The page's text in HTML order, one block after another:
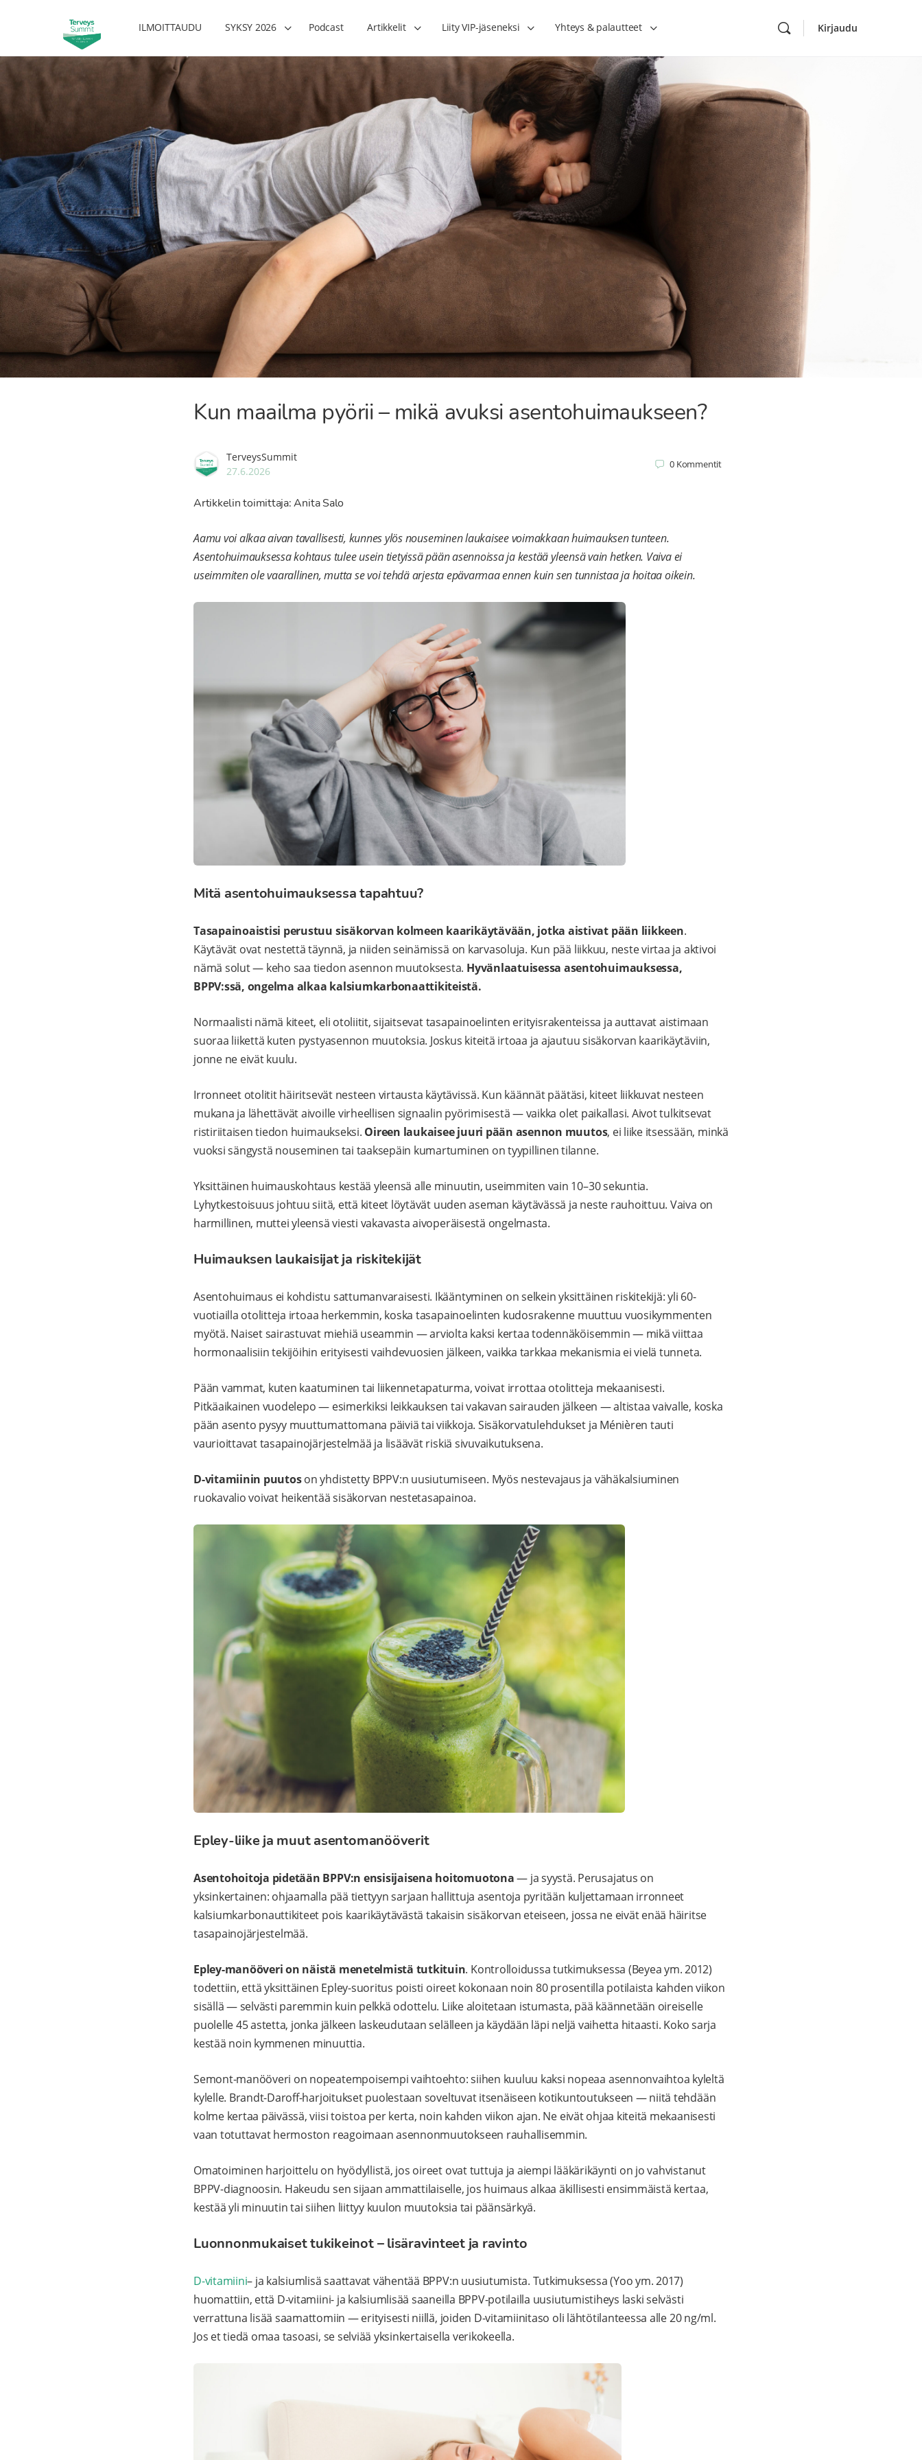
ILMOITTAUDU SYKSY 2026 Podcast Artikkelit Liity VIP-jäseneksi Yhteys & palautteet Kirjaudu
Kun maailma pyörii – mikä avuksi asentohuimaukseen?
TerveysSummit
27.6.2026
0 Kommentit
Artikkelin toimittaja: Anita Salo
Aamu voi alkaa aivan tavallisesti, kunnes ylös nouseminen laukaisee voimakkaan huimauksen tunteen.
Asentohuimauksessa kohtaus tulee usein tietyissä pään asennoissa ja kestää yleensä vain hetken. Vaiva ei
useimmiten ole vaarallinen, mutta se voi tehdä arjesta epävarmaa ennen kuin sen tunnistaa ja hoitaa oikein.
Mitä asentohuimauksessa tapahtuu?
Tasapainoaistisi perustuu sisäkorvan kolmeen kaarikäytävään, jotka aistivat pään liikkeen.
Käytävät ovat nestettä täynnä, ja niiden seinämissä on karvasoluja. Kun pää liikkuu, neste virtaa ja aktivoi
nämä solut — keho saa tiedon asennon muutoksesta. Hyvänlaatuisessa asentohuimauksessa,
BPPV:ssä, ongelma alkaa kalsiumkarbonaattikiteistä.
Normaalisti nämä kiteet, eli otoliitit, sijaitsevat tasapainoelinten erityisrakenteissa ja auttavat aistimaan
suoraa liikettä kuten pystyasennon muutoksia. Joskus kiteitä irtoaa ja ajautuu sisäkorvan kaarikäytäviin,
jonne ne eivät kuulu.
Irronneet otolitit häiritsevät nesteen virtausta käytävissä. Kun käännät päätäsi, kiteet liikkuvat nesteen
mukana ja lähettävät aivoille virheellisen signaalin pyörimisestä — vaikka olet paikallasi. Aivot tulkitsevat
ristiriitaisen tiedon huimaukseksi. Oireen laukaisee juuri pään asennon muutos, ei liike itsessään, minkä
vuoksi sängystä nouseminen tai taaksepäin kumartuminen on tyypillinen tilanne.
Yksittäinen huimauskohtaus kestää yleensä alle minuutin, useimmiten vain 10–30 sekuntia.
Lyhytkestoisuus johtuu siitä, että kiteet löytävät uuden aseman käytävässä ja neste rauhoittuu. Vaiva on
harmillinen, muttei yleensä viesti vakavasta aivoperäisestä ongelmasta.
Huimauksen laukaisijat ja riskitekijät
Asentohuimaus ei kohdistu sattumanvaraisesti. Ikääntyminen on selkein yksittäinen riskitekijä: yli 60-
vuotiailla otolitteja irtoaa herkemmin, koska tasapainoelinten kudosrakenne muuttuu vuosikymmenten
myötä. Naiset sairastuvat miehiä useammin — arviolta kaksi kertaa todennäköisemmin — mikä viittaa
hormonaalisiin tekijöihin erityisesti vaihdevuosien jälkeen, vaikka tarkkaa mekanismia ei vielä tunneta.
Pään vammat, kuten kaatuminen tai liikennetapaturma, voivat irrottaa otolitteja mekaanisesti.
Pitkäaikainen vuodelepo — esimerkiksi leikkauksen tai vakavan sairauden jälkeen — altistaa vaivalle, koska
pään asento pysyy muuttumattomana päiviä tai viikkoja. Sisäkorvatulehdukset ja Ménièren tauti
vaurioittavat tasapainojärjestelmää ja lisäävät riskiä sivuvaikutuksena.
D-vitamiinin puutoson yhdistetty BPPV:n uusiutumiseen. Myös nestevajaus ja vähäkalsiuminen
ruokavalio voivat heikentää sisäkorvan nestetasapainoa.
Epley-liike ja muut asentomanööverit
Asentohoitoja pidetään BPPV:n ensisijaisena hoitomuotona— ja syystä. Perusajatus on
yksinkertainen: ohjaamalla pää tiettyyn sarjaan hallittuja asentoja pyritään kuljettamaan irronneet
kalsiumkarbonauttikiteet pois kaarikäytävästä takaisin sisäkorvan eteiseen, jossa ne eivät enää häiritse
tasapainojärjestelmää.
Epley-manööveri on näistä menetelmistä tutkituin. Kontrolloidussa tutkimuksessa (Beyea ym. 2012)
todettiin, että yksittäinen Epley-suoritus poisti oireet kokonaan noin 80 prosentilla potilaista kahden viikon
sisällä — selvästi paremmin kuin pelkkä odottelu. Liike aloitetaan istumasta, pää käännetään oireiselle
puolelle 45 astetta, jonka jälkeen laskeudutaan selälleen ja käydään läpi neljä vaihetta hitaasti. Koko sarja
kestää noin kymmenen minuuttia.
Semont-manööveri on nopeatempoisempi vaihtoehto: siihen kuuluu kaksi nopeaa asennonvaihtoa kyleltä
kylelle. Brandt-Daroff-harjoitukset puolestaan soveltuvat itsenäiseen kotikuntoutukseen — niitä tehdään
kolme kertaa päivässä, viisi toistoa per kerta, noin kahden viikon ajan. Ne eivät ohjaa kiteitä mekaanisesti
vaan totuttavat hermoston reagoimaan asennonmuutokseen rauhallisemmin.
Omatoiminen harjoittelu on hyödyllistä, jos oireet ovat tuttuja ja aiempi lääkärikäynti on jo vahvistanut
BPPV-diagnoosin. Hakeudu sen sijaan ammattilaiselle, jos huimaus alkaa äkillisesti ensimmäistä kertaa,
kestää yli minuutin tai siihen liittyy kuulon muutoksia tai päänsärkyä.
Luonnonmukaiset tukikeinot – lisäravinteet ja ravinto
D-vitamiini– ja kalsiumlisä saattavat vähentää BPPV:n uusiutumista. Tutkimuksessa (Yoo ym. 2017)
huomattiin, että D-vitamiini- ja kalsiumlisää saaneilla BPPV-potilailla uusiutumistiheys laski selvästi
verrattuna lisää saamattomiin — erityisesti niillä, joiden D-vitamiinitaso oli lähtötilanteessa alle 20 ng/ml.
Jos et tiedä omaa tasoasi, se selviää yksinkertaisella verikokeella.